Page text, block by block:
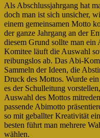
Als Abschlussjahrgang hat
doch man ist sich unsicher,
einem gemeinsamen Motto
der ganze Jahrgang an der
diesem Grund sollte man
Komitee läuft die Auswahl
reibungslos ab. Das Abi-
Sammeln der Ideen, die
Druck des Mottos. Wurde
es der Schulleitung
Auswahl des Mottos
passende Abimotto
so mit geballter Kreativität
besten führt man mehrere
wählen.